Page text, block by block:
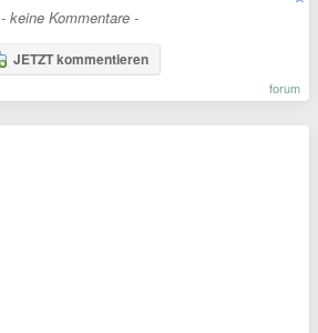
- keine Kommentare -
JETZT kommentieren
forum